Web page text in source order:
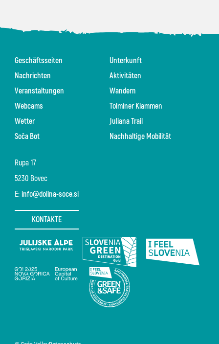
Rupa 17
5230 Bovec
E: info@dolina-soce.si
KONTAKTE
Geschäftsseiten
Nachrichten
Veranstaltungen
Webcams
Wetter
Soča Bot
Unterkunft
Aktivitäten
Wandern
Tolminer Klammen
Juliana Trail
Nachhaltige Mobilität